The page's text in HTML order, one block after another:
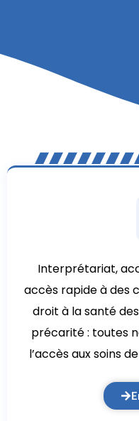
Interprétariat,
accès rapide à des
droit à la santé
précarité : toutes
l’accès aux soins